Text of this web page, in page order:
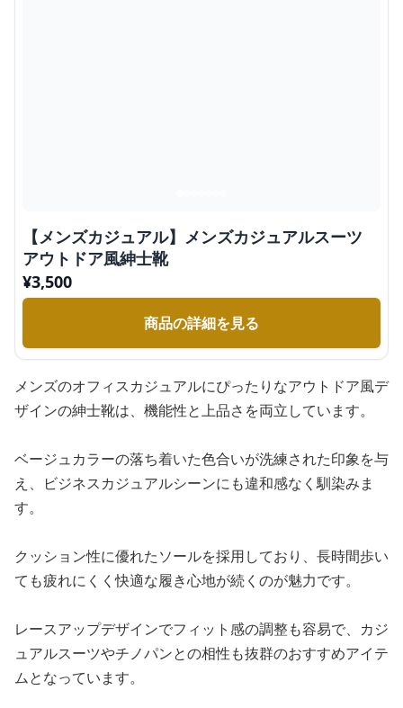
【メンズカジュアル】メンズカジュアルスーツ
アウトドア風紳士靴
¥3,500
商品の詳細を見る
メンズのオフィスカジュアルにぴったりなアウトドア風デ
ザインの紳士靴は、機能性と上品さを両立しています。
ベージュカラーの落ち着いた色合いが洗練された印象を与
え、ビジネスカジュアルシーンにも違和感なく馴染みま
す。
クッション性に優れたソールを採用しており、長時間歩い
ても疲れにくく快適な履き心地が続くのが魅力です。
レースアップデザインでフィット感の調整も容易で、カジ
ュアルスーツやチノパンとの相性も抜群のおすすめアイテ
ムとなっています。